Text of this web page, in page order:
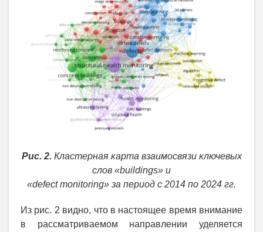
Рис. 2. Кластерная карта взаимосвязи ключевых
слов «buildings» и
«defect monitoring» за период с 2014 по 2024 гг.
Из рис. 2 видно, что в настоящее время внимание
в рассматриваемом направлении уделяется